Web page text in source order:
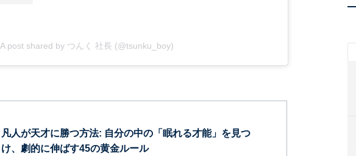
A post shared by つんく 社長 (@tsunku_boy)
凡人が天才に勝つ方法: 自分の中の「眠れる才能」を見つ
け、劇的に伸ばす45の黄金ルール